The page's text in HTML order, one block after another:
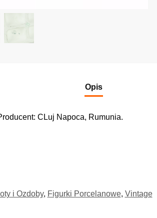
Opis
CLuj Napoca, Rumunia.
i Ozdoby, Figurki Porcelanowe, Vintage